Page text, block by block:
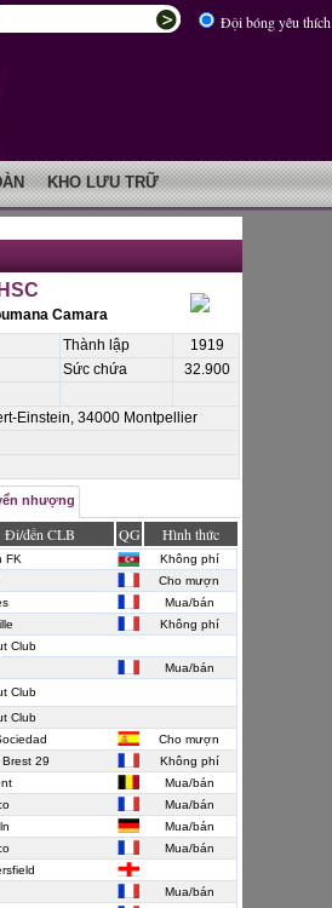
Đội bóng yêu thích
KHO LƯU TRỮ
Camara
Thành lập
1919
Sức chứa
32.900
Einstein, 34000 Montpellier
nhượng
Đi/đến CLB QG Hình thức
FK
Không phí
Cho mượn
Mua/bán
Không phí
Club
Mua/bán
Club
Club
Cho mượn
29
Không phí
Mua/bán
Mua/bán
Mua/bán
Mua/bán
Mua/bán